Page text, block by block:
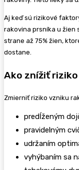
Aj keď sú rizikové
rakovina prsníka u žien
strane až 75% žien,
dostane.
Ako znížiť
Zmierniť riziko vzniku
predĺženým
pravidelným
udržaním
vyhýbaním sa